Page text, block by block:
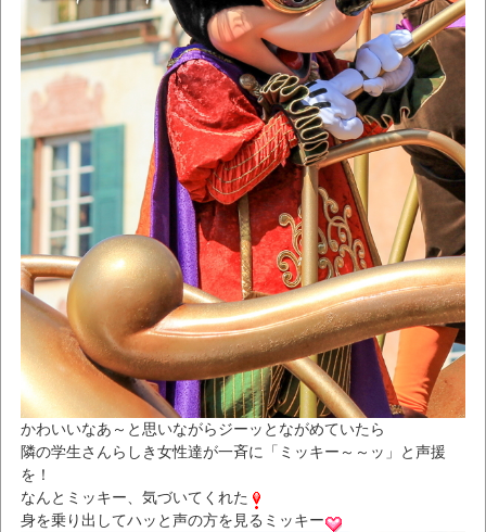
かわいいなあ～と思いながらジーッとながめていたら
隣の学生さんらしき女性達が一斉に「ミッキー～～ッ」と声援
を！
なんとミッキー、気づいてくれた
身を乗り出してハッと声の方を見るミッキー